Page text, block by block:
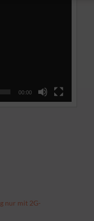
00:00
nur mit 2G-